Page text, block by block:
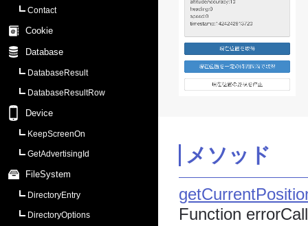
Contact
Cookie
Database
DatabaseResult
DatabaseResultRow
Device
KeepScreenOn
GetAdvertisingId
FileSystem
DirectoryEntry
DirectoryOptions
メソッド
Function